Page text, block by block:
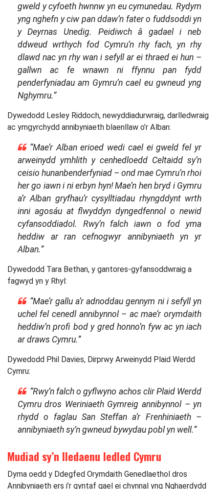
gweld y cyfoeth hwnnw yn eu cymunedau. Rydym
yng nghefn y ciw pan ddaw’n fater o fuddsoddi yn
y Deyrnas Unedig. Peidiwch â gadael i neb
ddweud wrthych fod Cymru’n rhy fach, yn rhy
dlawd nac yn rhy wan i sefyll ar ei thraed ei hun –
gallwn ac fe wnawn ni ffynnu pan fydd
penderfyniadau am Gymru’n cael eu gwneud yng
Nghymru.”
Dywedodd Lesley Riddoch, newyddiadurwraig, darlledwraig
ac ymgyrchydd annibyniaeth blaenllaw o’r Alban:
“Mae’r Alban erioed wedi cael ei gweld fel yr
arweinydd ymhlith y cenhedloedd Celtaidd sy’n
ceisio hunanbenderfyniad – ond mae Cymru’n rhoi
her go iawn i ni erbyn hyn! Mae’n hen bryd i Gymru
a’r Alban gryfhau’r cysylltiadau rhyngddynt wrth
inni agosáu at flwyddyn dyngedfennol o newid
cyfansoddiadol. Rwy’n falch iawn o fod yma
heddiw ar ran cefnogwyr annibyniaeth yn yr
Alban.”
Dywedodd Tara Bethan, y gantores-gyfansoddwraig a
fagwyd yn y Rhyl:
“Mae’r gallu a’r adnoddau gennym ni i sefyll yn
uchel fel cenedl annibynnol – ac mae’r orymdaith
heddiw’n profi bod y gred honno’n fyw ac yn iach
ar draws Cymru.”
Dywedodd Phil Davies, Dirprwy Arweinydd Plaid Werdd
Cymru:
“Rwy’n falch o gyflwyno achos clir Plaid Werdd
Cymru dros Weriniaeth Gymreig annibynnol – yn
rhydd o faglau San Steffan a’r Frenhiniaeth –
annibyniaeth sy’n gwneud bywydau pobl yn well.”
Mudiad sy’n lledaenu ledled Cymru
Dyma oedd y Ddegfed Orymdaith Genedlaethol dros
Annibyniaeth ers i’r gyntaf gael ei chynnal yng Nghaerdydd